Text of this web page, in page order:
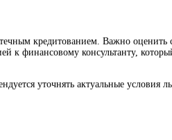
кредитованием. Важно оценить
к финансовому консультанту,
уточнять актуальные условия